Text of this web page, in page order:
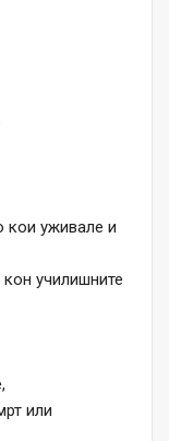
кои уживале и
училишните
или